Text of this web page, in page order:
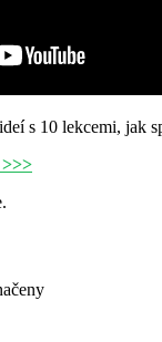
s 10 lekcemi, jak